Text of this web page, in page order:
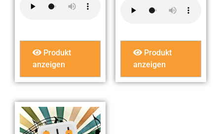
Produkt
anzeigen
Produkt
anzeigen